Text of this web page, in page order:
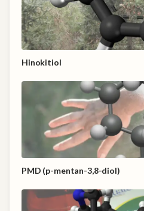
Hinokitiol
PMD (p-mentan-3,8-diol)